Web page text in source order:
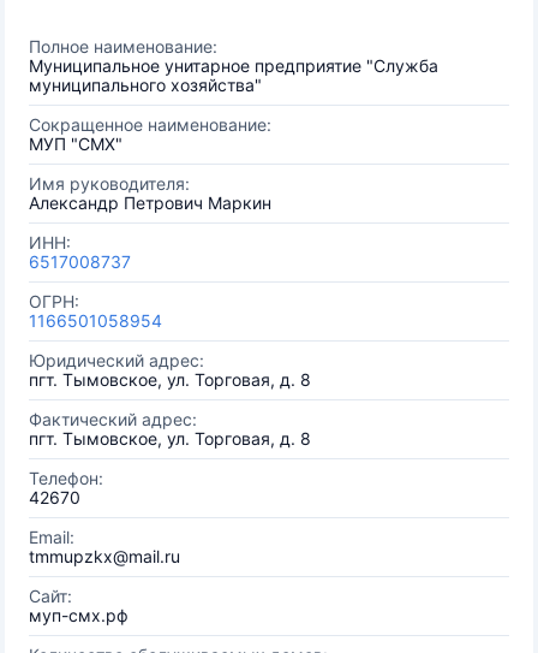
Полное наименование:
Муниципальное унитарное предприятие "Служба
муниципального хозяйства"
Сокращенное наименование:
МУП "СМХ"
Имя руководителя:
Александр Петрович Маркин
ИНН:
6517008737
ОГРН:
1166501058954
Юридический адрес:
пгт. Тымовское, ул. Торговая, д. 8
Фактический адрес:
пгт. Тымовское, ул. Торговая, д. 8
Телефон:
42670
Email:
tmmupzkx@mail.ru
Сайт:
муп-смх.рф